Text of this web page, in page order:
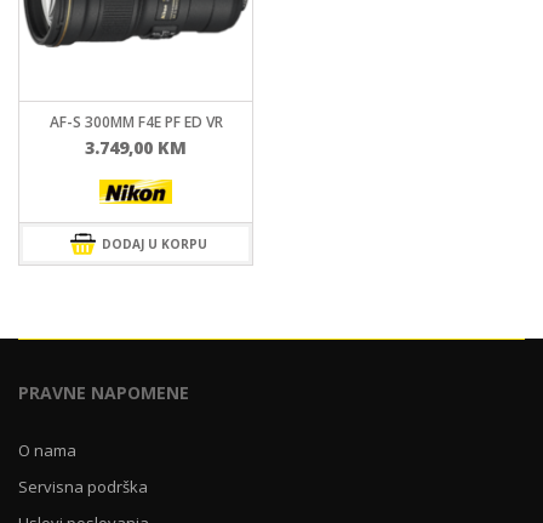
AF-S 300MM F4E PF ED VR
3.749,00 KM
DODAJ U KORPU
PRAVNE NAPOMENE
O nama
Servisna podrška